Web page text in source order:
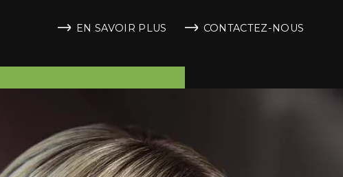
EN SAVOIR PLUS CONTACTEZ-NOUS